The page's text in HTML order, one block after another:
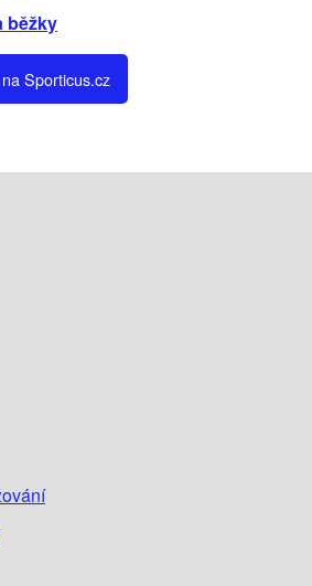
běžky
Sporticus.cz